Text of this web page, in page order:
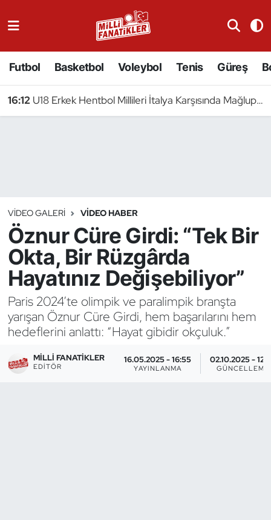
Futbol Basketbol Voleybol Tenis Güreş
16:12 U18 Erkek Hentbol Millileri İtalya Karşısında Mağlup Oldu
VIDEO GALERI VIDEO HABER
Öznur Cüre Girdi: “Tek Bir
Okta, Bir Rüzgârda
Hayatınız Değişebiliyor”
Paris 2024’te olimpik ve paralimpik branşta
yarışan Öznur Cüre Girdi, hem başarılarını hem
hedeflerini anlattı: “Hayat gibidir okçuluk.”
MILLI FANATIKLER
EDITÖR
16.05.2025 - 16:55
YAYINLANMA
02.10.2025 -
GÜNCELLEME
Badminton
Binicilik
Bisiklet
Bocce Bowling Dart
Boks
Briç